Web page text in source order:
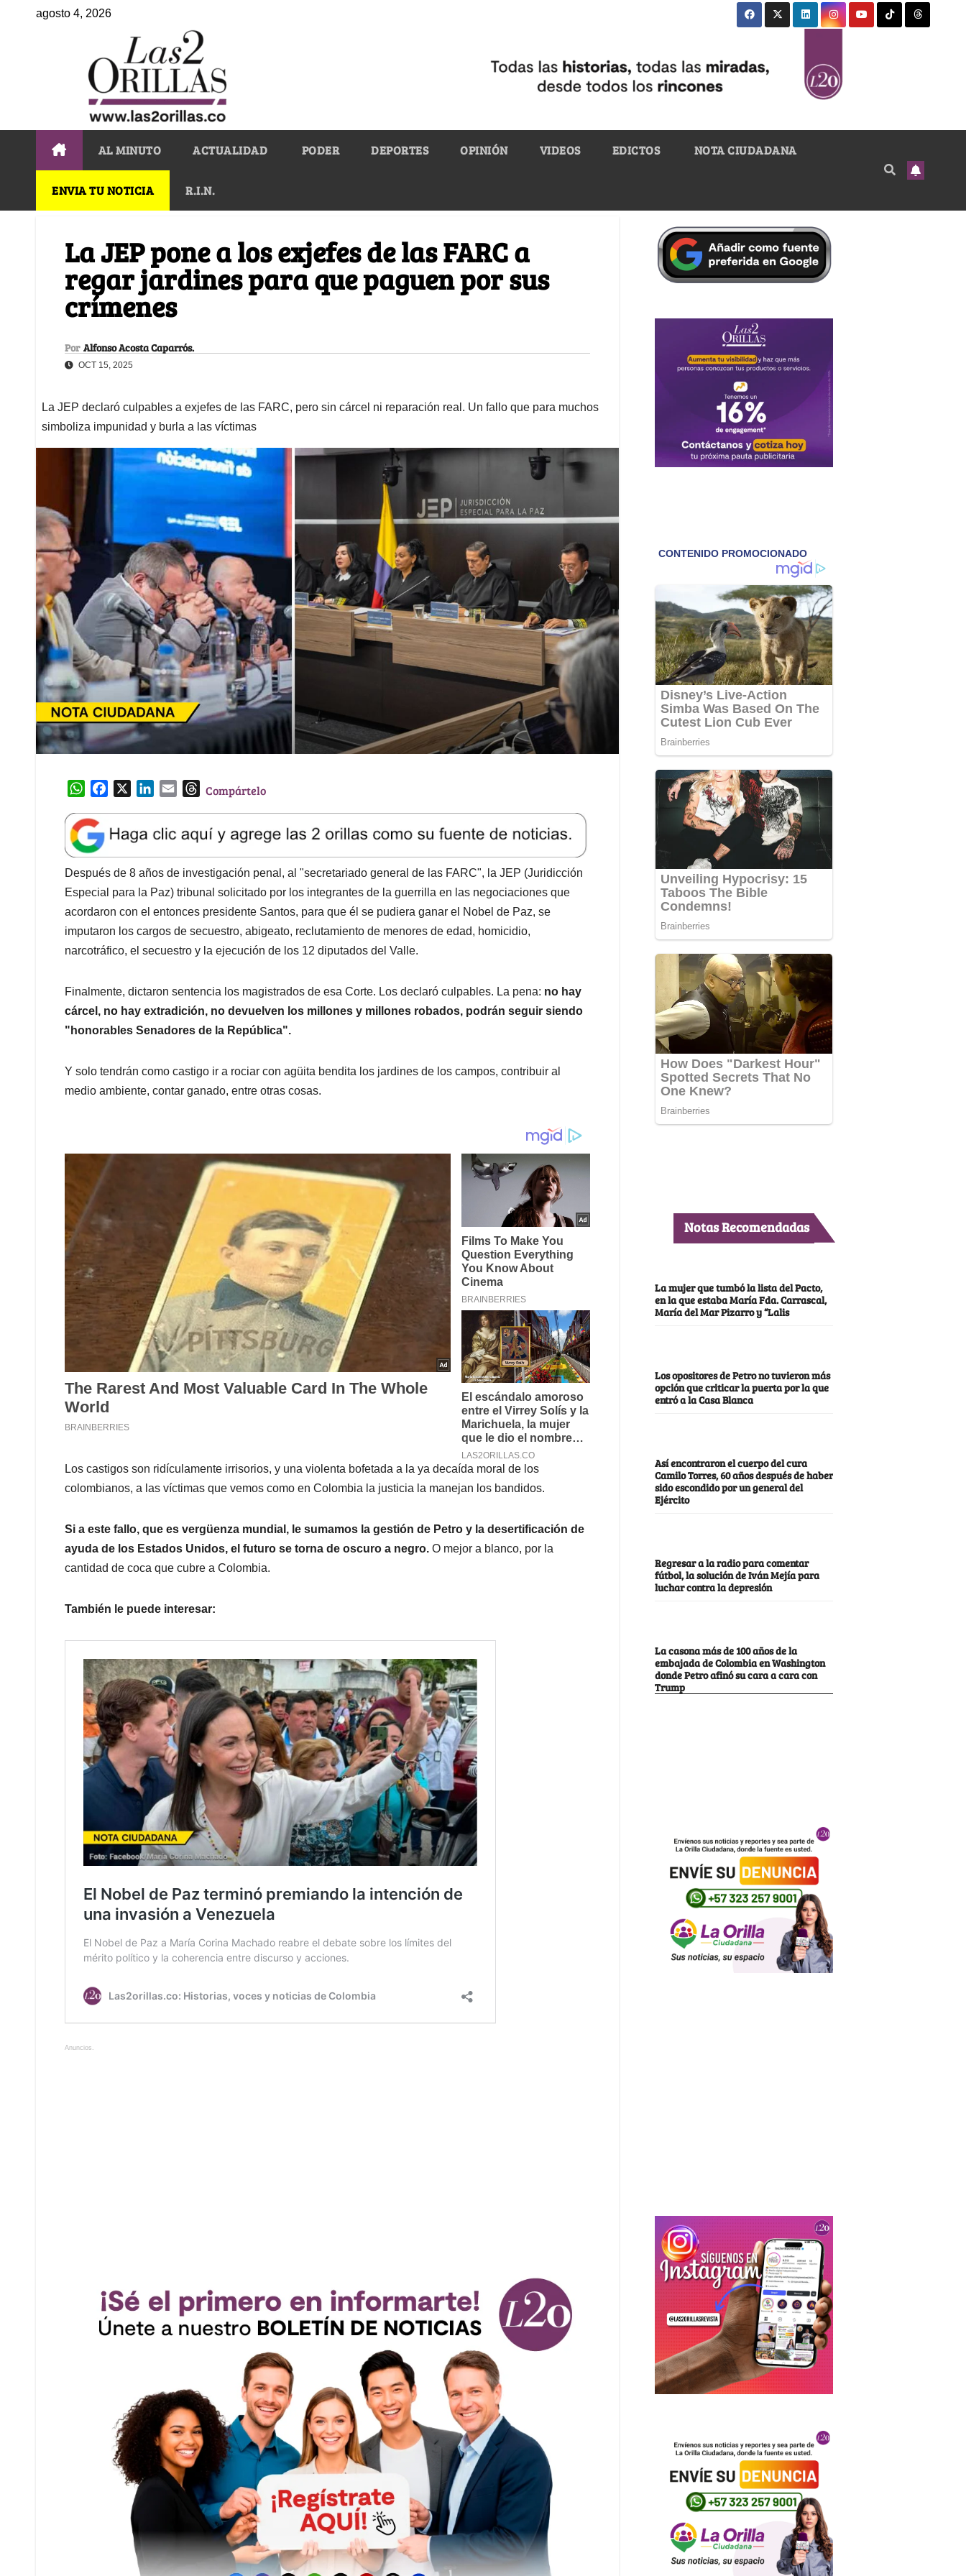
agosto 4, 2026
AL MINUTO ACTUALIDAD PODER DEPORTES OPINIÓN VIDEOS EDICTOS NOTA CIUDADANA
ENVIA TU NOTICIA R.I.N.
La JEP pone a los exjefes de las FARC a
regar jardines para que paguen por sus
crímenes
Por Alfonso Acosta Caparrós.
OCT 15, 2025
La JEP declaró culpables a exjefes de las FARC, pero sin cárcel ni reparación real. Un fallo que para muchos
simboliza impunidad y burla a las víctimas
W
a
t
s
A
p
p
e
b
o
o
k
k
e
d
I
n
l
T
e
a
d
s
Compártelo
Después de 8 años de investigación penal, al "secretariado general de las FARC", la JEP (Juridicción
Especial para la Paz) tribunal solicitado por los integrantes de la guerrilla en las negociaciones que
acordaron con el entonces presidente Santos, para que él se pudiera ganar el Nobel de Paz, se
imputaron los cargos de secuestro, abigeato, reclutamiento de menores de edad, homicidio,
narcotráfico, el secuestro y la ejecución de los 12 diputados del Valle.
Finalmente, dictaron sentencia los magistrados de esa Corte. Los declaró culpables. La pena: no hay
cárcel, no hay extradición, no devuelven los millones y millones robados, podrán seguir siendo
"honorables Senadores de la República".
Y solo tendrán como castigo ir a rociar con agüita bendita los jardines de los campos, contribuir al
medio ambiente, contar ganado, entre otras cosas.
Los castigos son ridículamente irrisorios, y una violenta bofetada a la ya decaída moral de los
colombianos, a las víctimas que vemos como en Colombia la justicia la manejan los bandidos.
Si a este fallo, que es vergüenza mundial, le sumamos la gestión de Petro y la desertificación de
ayuda de los Estados Unidos, el futuro se torna de oscuro a negro. O mejor a blanco, por la
cantidad de coca que cubre a Colombia.
También le puede interesar:
Anuncios.
Notas Recomendadas
La mujer que tumbó la lista del Pacto,
en la que estaba María Fda. Carrascal,
María del Mar Pizarro y “Lalis
Los opositores de Petro no tuvieron más
opción que criticar la puerta por la que
entró a la Casa Blanca
Así encontraron el cuerpo del cura
Camilo Torres, 60 años después de haber
sido escondido por un general del
Ejército
Regresar a la radio para comentar
fútbol, la solución de Iván Mejía para
luchar contra la depresión
La casona más de 100 años de la
embajada de Colombia en Washington
donde Petro afinó su cara a cara con
Trump